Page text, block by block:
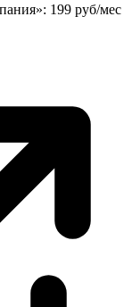
199 руб/мес